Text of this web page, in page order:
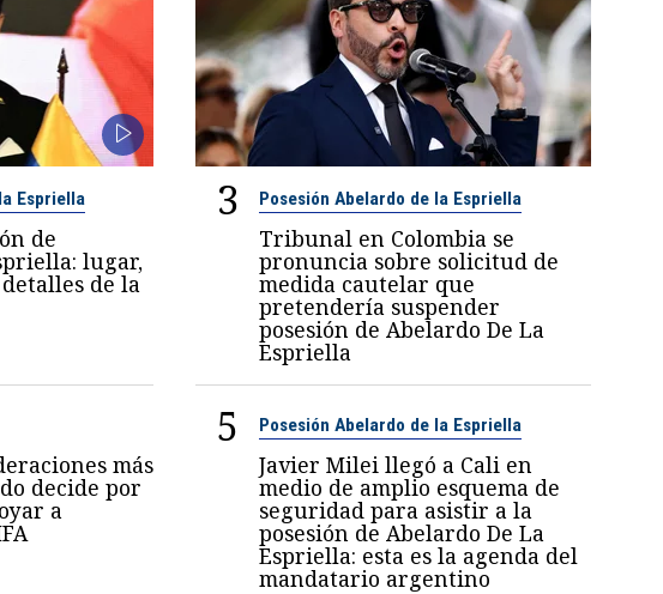
Espriella
de
lugar,
de la
3 Posesión Abelardo de la Espriella
Tribunal en Colombia se
pronuncia sobre solicitud de
medida cautelar que
pretendería suspender
posesión de Abelardo De La
Espriella
más
decide por
a
5 Posesión Abelardo de la Espriella
Javier Milei llegó a Cali en
medio de amplio esquema de
seguridad para asistir a la
posesión de Abelardo De La
Espriella: esta es la agenda del
mandatario argentino